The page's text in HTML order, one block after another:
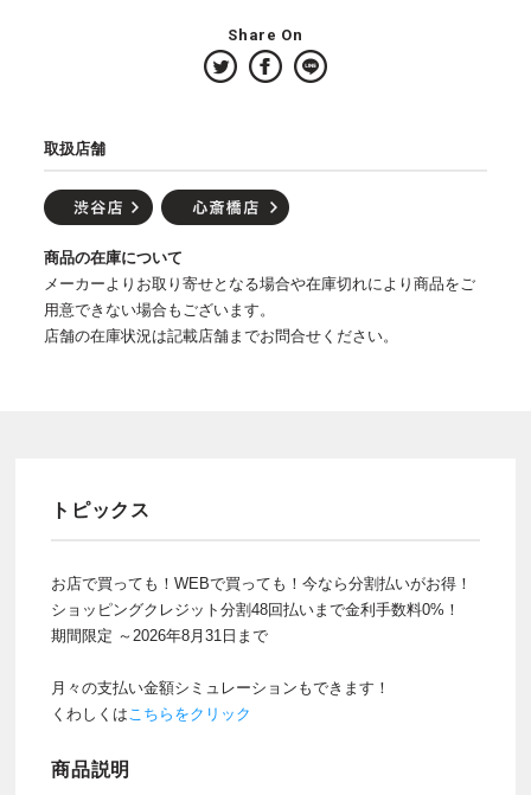
Share On
取扱店舗
商品の在庫について
メーカーよりお取り寄せとなる場合や在庫切れにより商品をご
用意できない場合もございます。
店舗の在庫状況は記載店舗までお問合せください。
トピックス
お店で買っても！WEBで買っても！今なら分割払いがお得！
ショッピングクレジット分割48回払いまで金利手数料0%！
期間限定 ～2026年8月31日まで
月々の支払い金額シミュレーションもできます！
くわしくはこちらをクリック
商品説明